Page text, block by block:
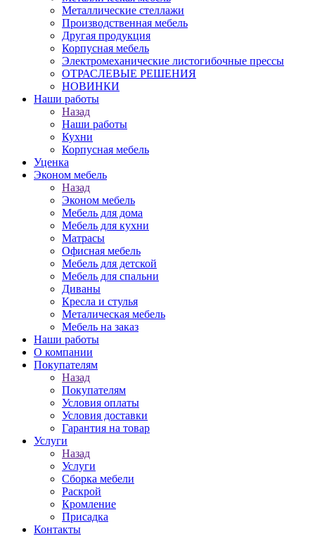
Металлические стеллажи
Производственная мебель
Другая продукция
Корпусная мебель
Электромеханические листогибочные прессы
ОТРАСЛЕВЫЕ РЕШЕНИЯ
НОВИНКИ
Наши работы
Назад
Наши работы
Кухни
Корпусная мебель
Уценка
Эконом мебель
Назад
Эконом мебель
Мебель для дома
Мебель для кухни
Матрасы
Офисная мебель
Мебель для детской
Мебель для спальни
Диваны
Кресла и стулья
Металическая мебель
Мебель на заказ
Наши работы
О компании
Покупателям
Назад
Покупателям
Условия оплаты
Условия доставки
Гарантия на товар
Услуги
Назад
Услуги
Сборка мебели
Раскрой
Кромление
Присадка
Контакты